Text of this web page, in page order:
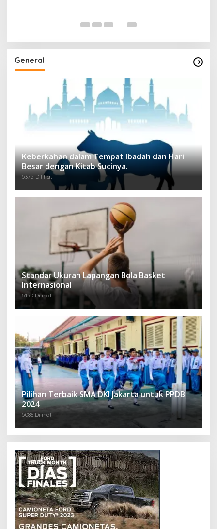
General
Keberkahan dalam Tempat Ibadah dan Hari
Besar dengan Kitab Sucinya.
5375 Dilihat
Standar Ukuran Lapangan Bola Basket
Internasional
5150 Dilihat
Pilihan Terbaik SMA DKI Jakarta untuk PPDB
2024
5086 Dilihat